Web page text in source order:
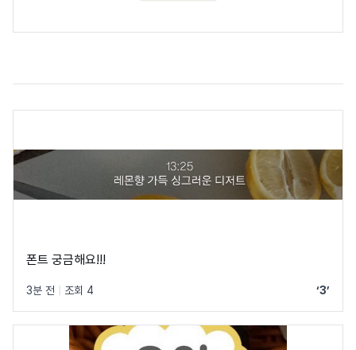
폰트 궁금해요!!!
3분 전 조회 4 ‘3’